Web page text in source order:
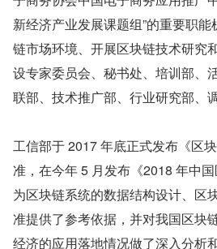
新经济产业发展课题组”的重要职
链市场环境、开展区块链技术研究
设专家委员会、秘书处、培训部、
联部、技术推广部、行业研究部、
工信部于 2017 年底正式发布《区
准，在今年 5 月发布《2018 年中
为区块链系统的数据结构设计、区
准提供了参考依据，并对我国区块
经济的应用落地情况做了深入分析